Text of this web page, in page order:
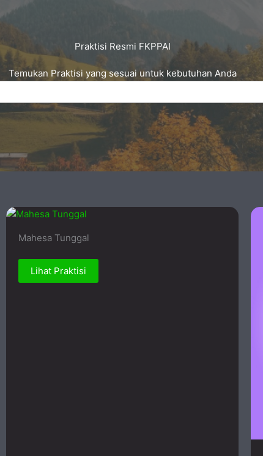
Praktisi Resmi FKPPAI
Temukan Praktisi yang sesuai untuk kebutuhan Anda
Mahesa Tunggal
Lihat Praktisi